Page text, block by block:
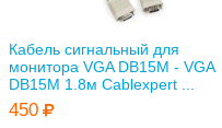
Кабель сигнальный для
монитора VGA DB15M - VGA
DB15M 1.8м Cablexpert ...
450